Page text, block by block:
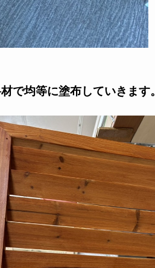
で均等に塗布していきます。